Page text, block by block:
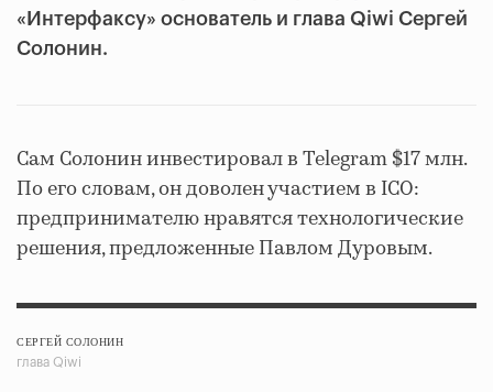
«Интерфаксу» основатель и глава Qiwi Сергей
Солонин.
Сам Солонин инвестировал в Telegram $17 млн.
По его словам, он доволен участием в ICO:
предпринимателю нравятся технологические
решения, предложенные Павлом Дуровым.
СЕРГЕЙ СОЛОНИН
глава Qiwi